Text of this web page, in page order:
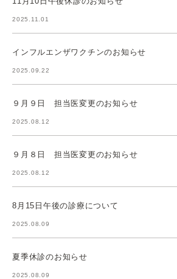
2025.11.01
インフルエンザワクチンのお知らせ
2025.09.22
９月９日 担当医変更のお知らせ
2025.08.12
９月８日 担当医変更のお知らせ
2025.08.12
8月15日午後の診療について
2025.08.09
夏季休診のお知らせ
2025.08.09